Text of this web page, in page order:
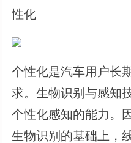
性化
个性化是汽车用户长
求。生物识别与感知
个性化感知的能力。
生物识别的基础上，